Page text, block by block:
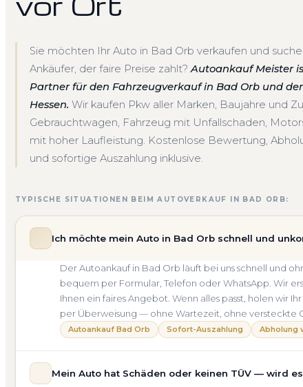
Sie möchten Ihr Auto in Bad Orb verkaufen und
Ankäufer, der faire Preise zahlt?Autoankauf Meister
Partner für den Fahrzeugverkauf in Bad Orb und
Hessen. Wir kaufen Pkw aller Marken, Baujahre und
Gebrauchtwagen, Fahrzeug mit Unfallschaden,
mit hoher Laufleistung. Kostenlose Bewertung,
und sofortige Auszahlung inklusive.
TYPISCHE SITUATIONEN BEIM AUTOVERKAUF IN BAD ORB:
Ich möchte mein Auto in Bad Orb schnell und
Der Autoankauf in Bad Orb läuft bei uns schnell und
bequem per Formular, Telefon oder WhatsApp. Wir
Ihnen ein faires Angebot. Wenn alles passt, holen wir
per Überweisung — ohne Wartezeit, ohne versteckte
Autoankauf Bad Orb Sofort-Auszahlung Abholung
Mein Auto hat Schäden oder keinen TÜV — wird